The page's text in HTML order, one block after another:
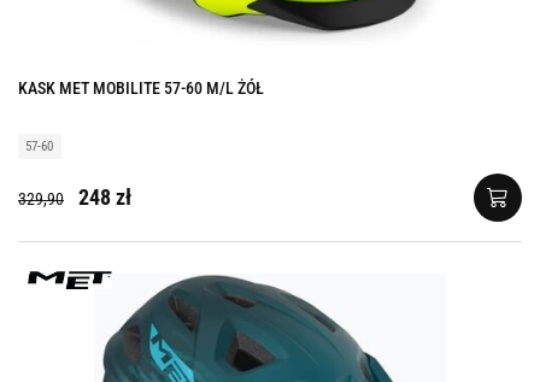
KASK MET MOBILITE 57-60 M/L ŻÓŁ
57-60
329,90 248 zł